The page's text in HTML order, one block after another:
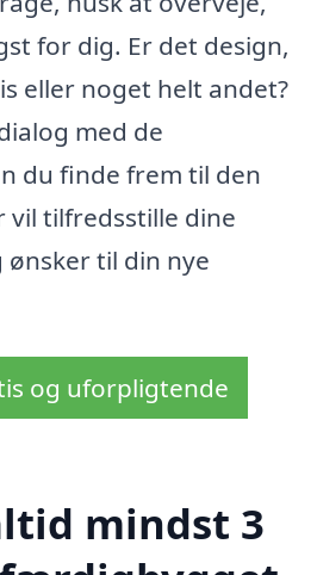
for dig. Er det design,
eller noget helt andet?
med de
du finde frem til den
vil tilfredsstille dine
til din nye
og uforpligtende
mindst 3